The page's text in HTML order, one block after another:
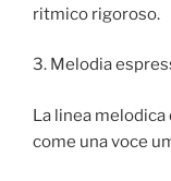
ritmico rigoroso.
3. Melodia
La linea
come una voce